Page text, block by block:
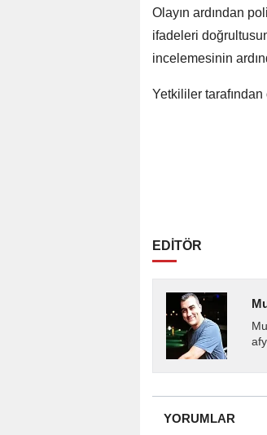
Olayın ardından
ifadeleri
incelemesinin
Yetkililer
EDİTÖR
YORUMLAR